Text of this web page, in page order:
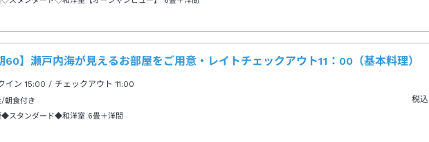
60】瀬戸内海が見えるお部屋をご用意・レイトチェックアウト11：00（基本料理）
イン15:00 / チェックアウト 11:00
/朝食付き
◆スタンダード◆和洋室 6畳＋洋間
税込